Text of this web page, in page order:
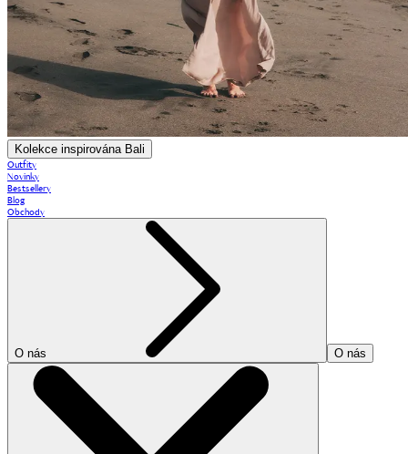
Kolekce inspirována Bali
Outfity
Novinky
Bestsellery
Blog
Obchody
O nás O nás